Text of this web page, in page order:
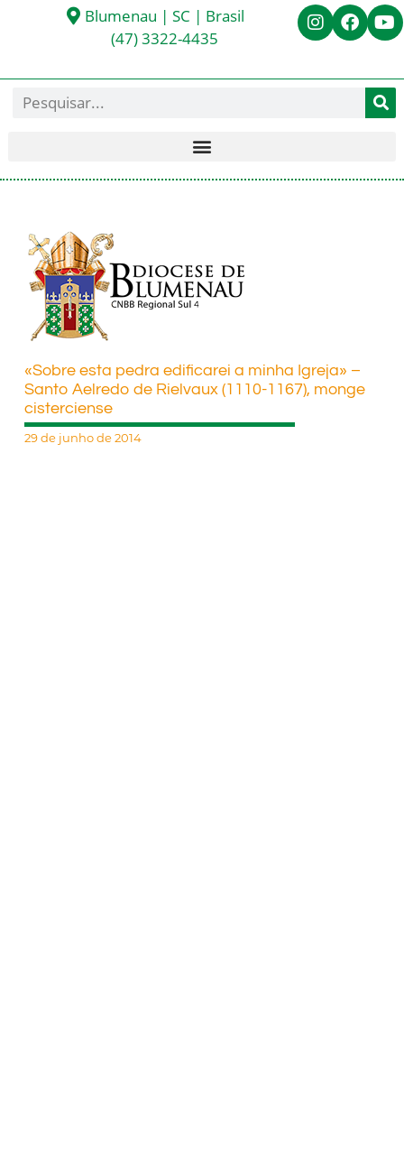
Blumenau | SC | Brasil
(47) 3322-4435
«Sobre esta pedra edificarei a minha Igreja» –
Santo Aelredo de Rielvaux (1110-1167), monge
cisterciense
29 de junho de 2014